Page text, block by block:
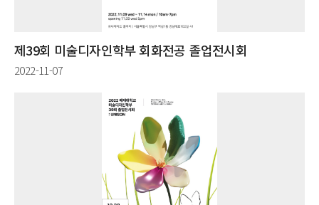
제39회 미술디자인학부 회화전공 졸업전시회
2022-11-07